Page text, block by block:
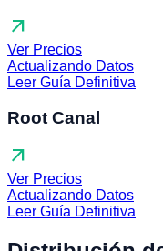
arrow_outward
Ver Precios
Actualizando Datos
Leer Guía Definitiva
Root Canal
arrow_outward
Ver Precios
Actualizando Datos
Leer Guía Definitiva